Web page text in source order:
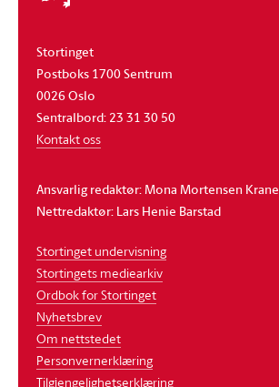
Stortinget
Postboks 1700 Sentrum
0026 Oslo
Sentralbord: 23 31 30 50
Kontakt oss
Ansvarlig redaktør: Mona Mortensen Krane
Nettredaktør: Lars Henie Barstad
Stortinget undervisning
Stortingets mediearkiv
Ordbok for Stortinget
Nyhetsbrev
Om nettstedet
Personvernerklæring
Tilgjengelighetserklæring